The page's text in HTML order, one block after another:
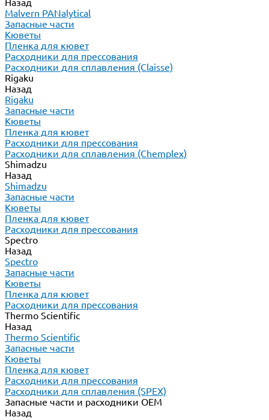
Назад
Malvern PANalytical
Запасные части
Кюветы
Пленка для кювет
Расходники для прессования
Расходники для сплавления (Claisse)
Rigaku
Назад
Rigaku
Запасные части
Кюветы
Пленка для кювет
Расходники для прессования
Расходники для сплавления (Chemplex)
Shimadzu
Назад
Shimadzu
Запасные части
Кюветы
Пленка для кювет
Расходники для прессования
Spectro
Назад
Spectro
Запасные части
Кюветы
Пленка для кювет
Расходники для прессования
Thermo Scientific
Назад
Thermo Scientific
Запасные части
Кюветы
Пленка для кювет
Расходники для прессования
Расходники для сплавления (SPEX)
Запасные части и расходники ОЕМ
Назад